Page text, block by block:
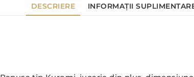
DESCRIERE INFORMAȚII